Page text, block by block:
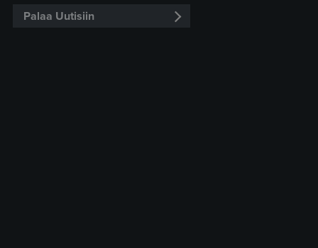
Palaa Uutisiin